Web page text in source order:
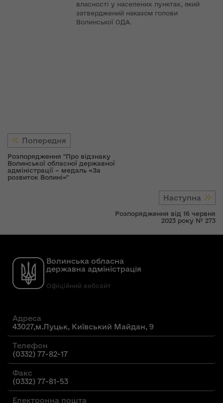
власності у населених пунктах, який
затверджений наказом голови
Волинської ОДА.
Попередня
Розпорядження "Про відзнаку
Волинської обласної державної
адміністрації – медаль «За
розвиток Волині»"
Наступна
Розпорядження від 16 червня
2023 року № 273
Волинська обласна
державна адміністрація
Офіційний вебсайт
Адреса
43027,м.Луцьк, Київський Майдан, 9
Телефон
(0332) 77-82-17
Факс
(0332) 77-81-53
Електронна пошта